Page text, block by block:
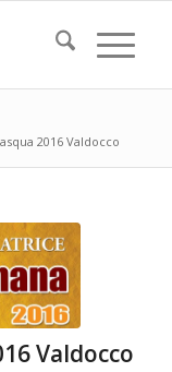
2016 Valdocco
Valdocco